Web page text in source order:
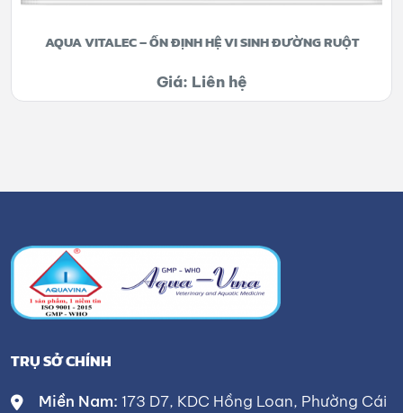
AQUA VITALEC – ỔN ĐỊNH HỆ VI SINH ĐƯỜNG RUỘT
Giá: Liên hệ
TRỤ SỞ CHÍNH
Miền Nam: 173 D7, KDC Hồng Loan, Phường Cái